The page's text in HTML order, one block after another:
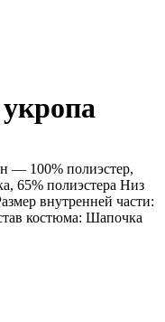
— 100% полиэстер,
65% полиэстера Низ
внутренней части:
костюма: Шапочка